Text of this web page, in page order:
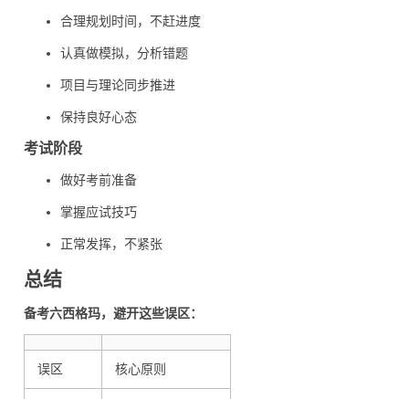
合理规划时间，不赶进度
认真做模拟，分析错题
项目与理论同步推进
保持良好心态
考试阶段
做好考前准备
掌握应试技巧
正常发挥，不紧张
总结
备考六西格玛，避开这些误区：
误区 核心原则